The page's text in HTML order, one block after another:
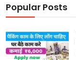
Popular Posts